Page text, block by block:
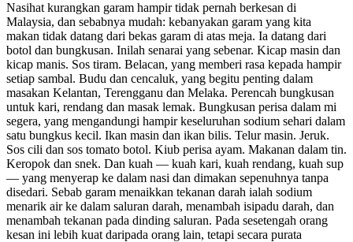
Nasihat kurangkan garam hampir tidak pernah berkesan di
Malaysia, dan sebabnya mudah: kebanyakan garam yang kita
makan tidak datang dari bekas garam di atas meja. Ia datang dari
botol dan bungkusan. Inilah senarai yang sebenar. Kicap masin dan
kicap manis. Sos tiram. Belacan, yang memberi rasa kepada hampir
setiap sambal. Budu dan cencaluk, yang begitu penting dalam
masakan Kelantan, Terengganu dan Melaka. Perencah bungkusan
untuk kari, rendang dan masak lemak. Bungkusan perisa dalam mi
segera, yang mengandungi hampir keseluruhan sodium sehari dalam
satu bungkus kecil. Ikan masin dan ikan bilis. Telur masin. Jeruk.
Sos cili dan sos tomato botol. Kiub perisa ayam. Makanan dalam tin.
Keropok dan snek. Dan kuah — kuah kari, kuah rendang, kuah sup
— yang menyerap ke dalam nasi dan dimakan sepenuhnya tanpa
disedari. Sebab garam menaikkan tekanan darah ialah sodium
menarik air ke dalam saluran darah, menambah isipadu darah, dan
menambah tekanan pada dinding saluran. Pada sesetengah orang
kesan ini lebih kuat daripada orang lain, tetapi secara purata